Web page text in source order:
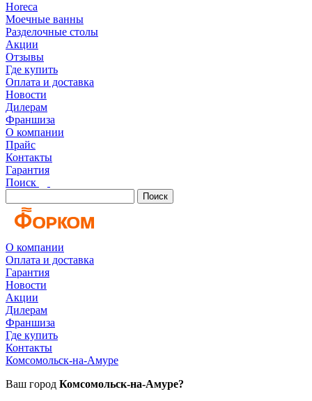
Horeca
Моечные ванны
Разделочные столы
Акции
Отзывы
Где купить
Оплата и доставка
Новости
Дилерам
Франшиза
О компании
Прайс
Контакты
Гарантия
Поиск
Поиск
О компании
Оплата и доставка
Гарантия
Новости
Акции
Дилерам
Франшиза
Где купить
Контакты
Комсомольск-на-Амуре
Ваш город Комсомольск-на-Амуре?